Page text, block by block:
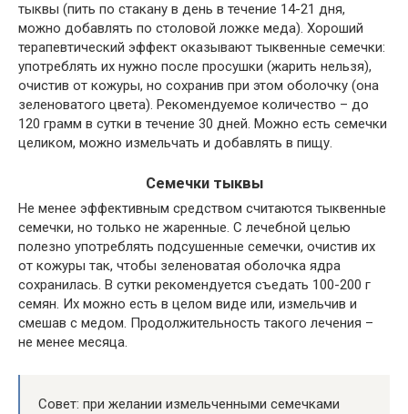
тыквы (пить по стакану в день в течение 14-21 дня,
можно добавлять по столовой ложке меда). Хороший
терапевтический эффект оказывают тыквенные семечки:
употреблять их нужно после просушки (жарить нельзя),
очистив от кожуры, но сохранив при этом оболочку (она
зеленоватого цвета). Рекомендуемое количество – до
120 грамм в сутки в течение 30 дней. Можно есть семечки
целиком, можно измельчать и добавлять в пищу.
Семечки тыквы
Не менее эффективным средством считаются тыквенные
семечки, но только не жаренные. С лечебной целью
полезно употреблять подсушенные семечки, очистив их
от кожуры так, чтобы зеленоватая оболочка ядра
сохранилась. В сутки рекомендуется съедать 100-200 г
семян. Их можно есть в целом виде или, измельчив и
смешав с медом. Продолжительность такого лечения –
не менее месяца.
Совет: при желании измельченными семечками